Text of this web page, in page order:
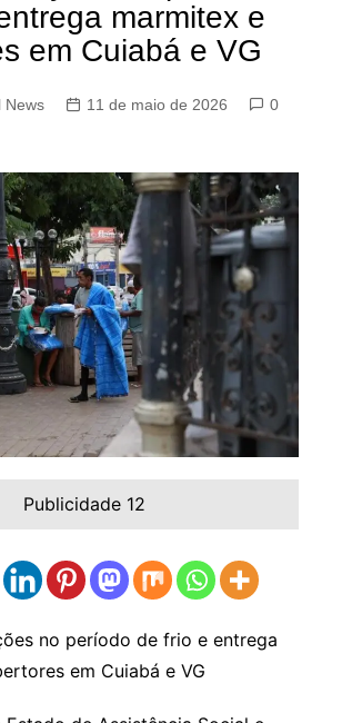
marmitex e
em Cuiabá e VG
News 11 de maio de 2026
0
Publicidade 12